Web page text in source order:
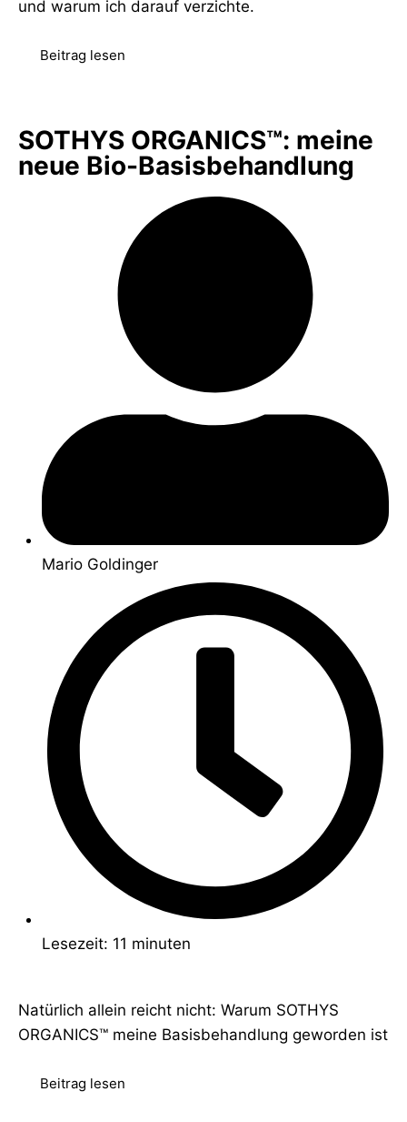
und warum ich darauf verzichte.
Beitrag lesen
SOTHYS ORGANICS™: meine
neue Bio-Basisbehandlung
Mario Goldinger
Lesezeit: 11 minuten
Natürlich allein reicht nicht: Warum SOTHYS
ORGANICS™ meine Basisbehandlung geworden ist
Beitrag lesen